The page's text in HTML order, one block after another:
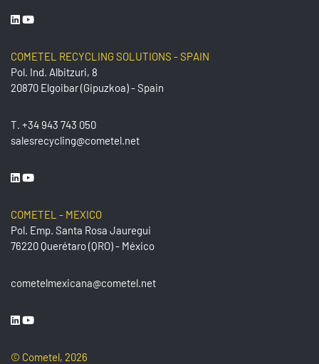
COMETEL RECYCLING SOLUTIONS - SPAIN
Pol. Ind. Albitzuri, 8
20870 Elgoibar (Gipuzkoa) - Spain
T. +34 943 743 050
salesrecycling@cometel.net
COMETEL - MEXICO
Pol. Emp. Santa Rosa Jauregui
76220 Querétaro (QRO) - México
cometelmexicana@cometel.net
© Cometel, 2026